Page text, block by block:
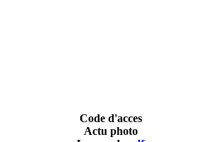
Code d'acces
Actu photo